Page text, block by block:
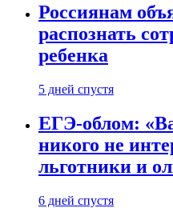
Россиянам
распознать
ребенка
5 дней спустя
ЕГЭ-облом:
никого не
льготники и
6 дней спустя